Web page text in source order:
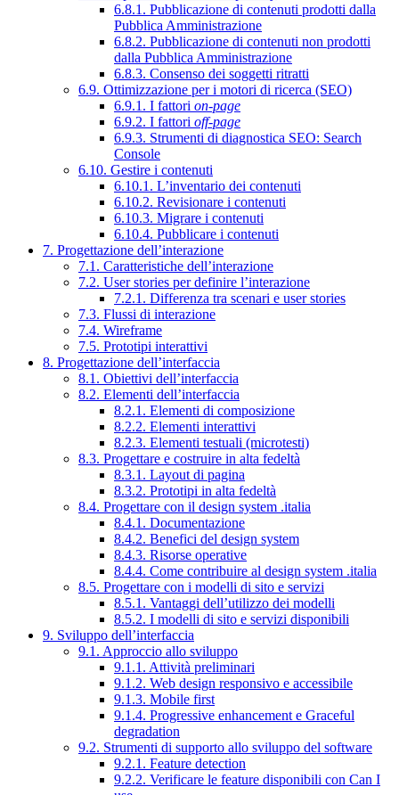
6.8.1. Pubblicazione di contenuti prodotti dalla
Pubblica Amministrazione
6.8.2. Pubblicazione di contenuti non prodotti
dalla Pubblica Amministrazione
6.8.3. Consenso dei soggetti ritratti
6.9. Ottimizzazione per i motori di ricerca (SEO)
6.9.1. I fattori on-page
6.9.2. I fattori off-page
6.9.3. Strumenti di diagnostica SEO: Search
Console
6.10. Gestire i contenuti
6.10.1. L’inventario dei contenuti
6.10.2. Revisionare i contenuti
6.10.3. Migrare i contenuti
6.10.4. Pubblicare i contenuti
7. Progettazione dell’interazione
7.1. Caratteristiche dell’interazione
7.2. User stories per definire l’interazione
7.2.1. Differenza tra scenari e user stories
7.3. Flussi di interazione
7.4. Wireframe
7.5. Prototipi interattivi
8. Progettazione dell’interfaccia
8.1. Obiettivi dell’interfaccia
8.2. Elementi dell’interfaccia
8.2.1. Elementi di composizione
8.2.2. Elementi interattivi
8.2.3. Elementi testuali (microtesti)
8.3. Progettare e costruire in alta fedeltà
8.3.1. Layout di pagina
8.3.2. Prototipi in alta fedeltà
8.4. Progettare con il design system .italia
8.4.1. Documentazione
8.4.2. Benefici del design system
8.4.3. Risorse operative
8.4.4. Come contribuire al design system .italia
8.5. Progettare con i modelli di sito e servizi
8.5.1. Vantaggi dell’utilizzo dei modelli
8.5.2. I modelli di sito e servizi disponibili
9. Sviluppo dell’interfaccia
9.1. Approccio allo sviluppo
9.1.1. Attività preliminari
9.1.2. Web design responsivo e accessibile
9.1.3. Mobile first
9.1.4. Progressive enhancement e Graceful
degradation
9.2. Strumenti di supporto allo sviluppo del software
9.2.1. Feature detection
9.2.2. Verificare le feature disponibili con Can I